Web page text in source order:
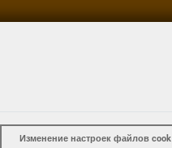
Изменение настроек файлов cook